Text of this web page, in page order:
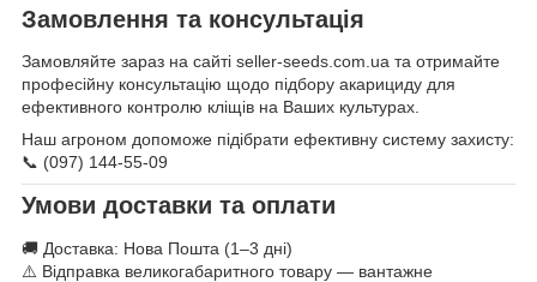
Замовлення та консультація
Замовляйте зараз на сайті seller-seeds.com.ua та отримайте
професійну консультацію щодо підбору акарициду для
ефективного контролю кліщів на Ваших культурах.
Наш агроном допоможе підібрати ефективну систему захисту:
📞 (097) 144-55-09
Умови доставки та оплати
🚚 Доставка: Нова Пошта (1–3 дні)
⚠️ Відправка великогабаритного товару — вантажне